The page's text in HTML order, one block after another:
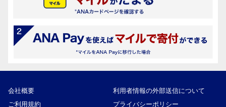
会社概要
利用者情報の外部送信について
ご利用規約
プライバシーポリシー